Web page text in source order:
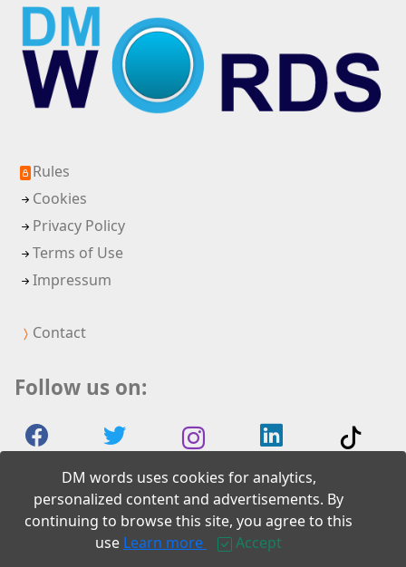
DM words uses cookies for analytics,
personalized content and advertisements. By
continuing to browse this site, you agree to this
use Learn more Accept
Rules
Cookies
Privacy Policy
Terms of Use
Impressum
Contact
Follow us on:
2026 DM words